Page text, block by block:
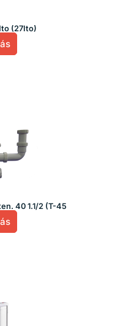
(27Ito)
40 1.1/2 (T-45